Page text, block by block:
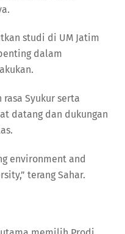
studi di UM Jatim
dalam
Syukur serta
datang dan dukungan
environment and
terang Sahar.